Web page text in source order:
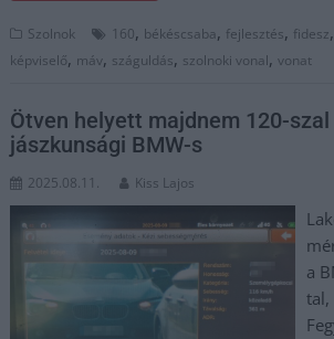
Szolnok 160, békéscsaba, fejlesztés, fidesz,
képviselő, máv, száguldás, szolnoki vonal,vonat
Ötven helyett majdnem 120-
jászkunsági BMW-s
2025.08.11. Kiss Lajos
a
tal,